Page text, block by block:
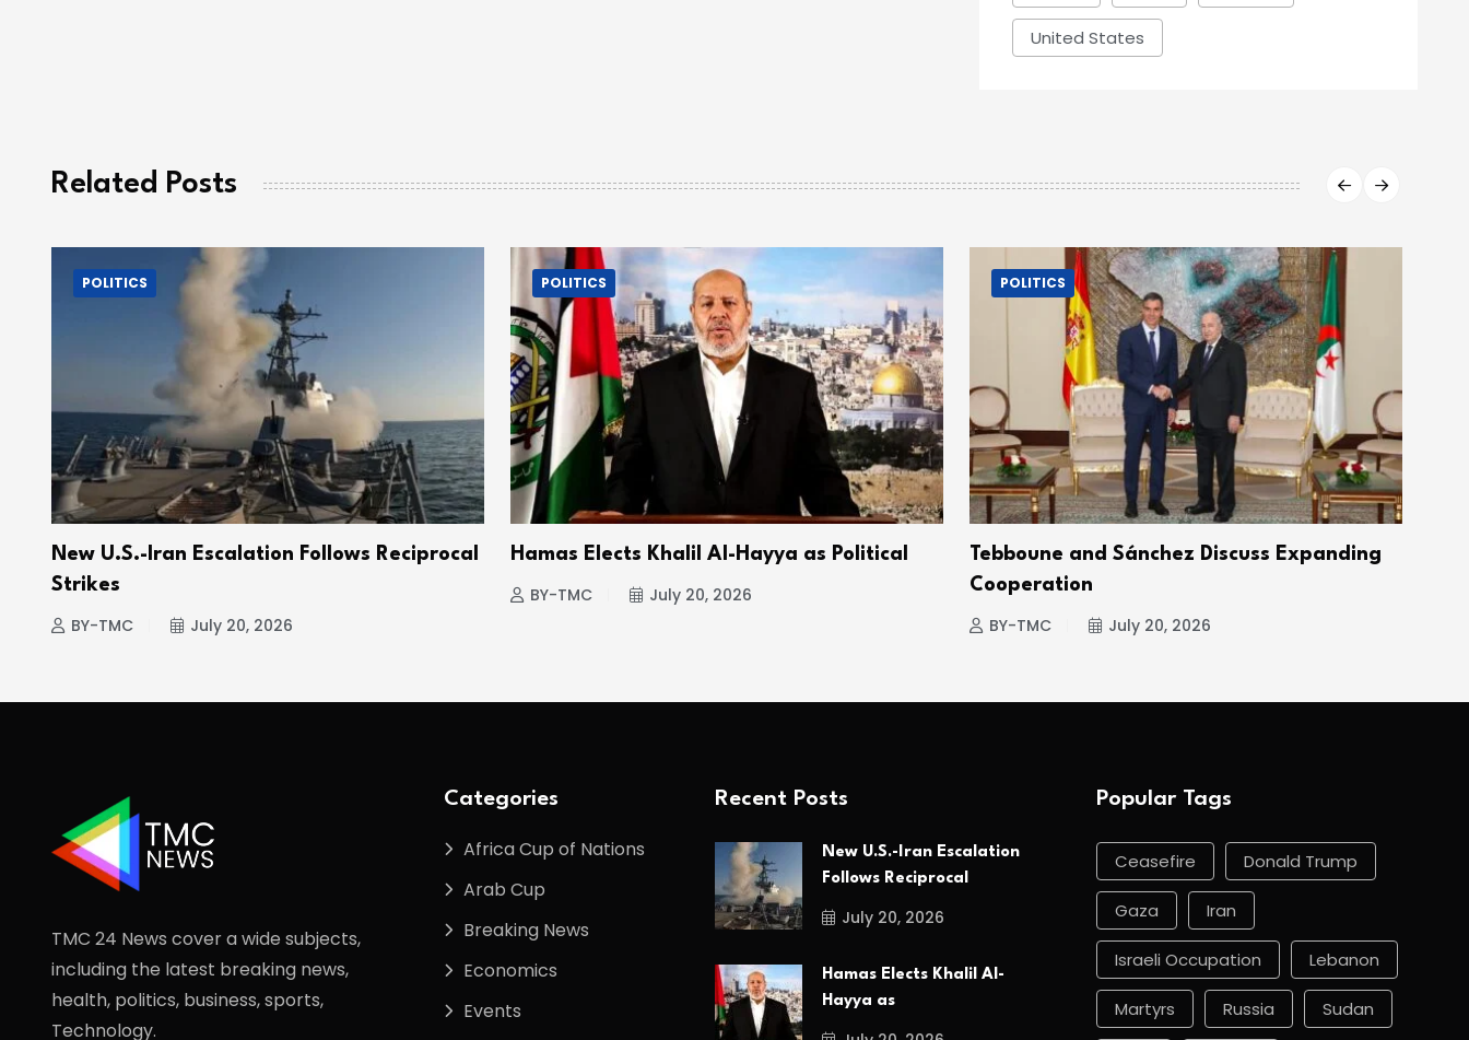
United States
Related Posts
POLITICS
New U.S.-Iran Escalation Follows Reciprocal
Strikes
BY-TMC July 20, 2026
POLITICS
Hamas Elects Khalil Al-Hayya as Political
BY-TMC July 20, 2026
POLITICS
Tebboune and Sánchez Discuss Expanding
Cooperation
BY-TMC July 20, 2026
TMC 24 News cover a wide subjects,
including the latest breaking news,
health, politics, business, sports,
Technology.
Categories
Africa Cup of Nations
Arab Cup
Breaking News
Economics
Events
Recent Posts
New U.S.-Iran Escalation
Follows Reciprocal
July 20, 2026
Hamas Elects Khalil Al-
Hayya as
Popular Tags
Ceasefire Donald Trump
Gaza Iran
Israeli Occupation Lebanon
Martyrs Russia Sudan